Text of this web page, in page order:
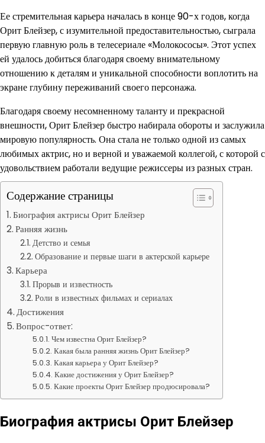
Ее стремительная карьера началась в конце 90-х годов, когда
Орит Блейзер, с изумительной предоставительностью, сыграла
первую главную роль в телесериале «Молокососы». Этот успех
ей удалось добиться благодаря своему внимательному
отношению к деталям и уникальной способности воплотить на
экране глубину переживаний своего персонажа.
Благодаря своему несомненному таланту и прекрасной
внешности, Орит Блейзер быстро набирала обороты и заслужила
мировую популярность. Она стала не только одной из самых
любимых актрис, но и верной и уважаемой коллегой, с которой с
удовольствием работали ведущие режиссеры из разных стран.
Содержание страницы
Биография актрисы Орит Блейзер
Ранняя жизнь
Детство и семья
Образование и первые шаги в актерской карьере
Карьера
Прорыв и известность
Роли в известных фильмах и сериалах
Достижения
Вопрос-ответ:
Чем известна Орит Блейзер?
Какая была ранняя жизнь Орит Блейзер?
Какая карьера у Орит Блейзер?
Какие достижения у Орит Блейзер?
Какие проекты Орит Блейзер продюсировала?
Биография актрисы Орит Блейзер